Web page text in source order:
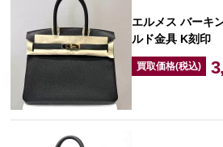
エルメス バーキ
ルド金具 K刻印
買取価格(税込)